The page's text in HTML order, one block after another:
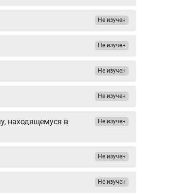
Не изучен
Не изучен
Не изучен
Не изучен
находящемуся в
Не изучен
Не изучен
Не изучен